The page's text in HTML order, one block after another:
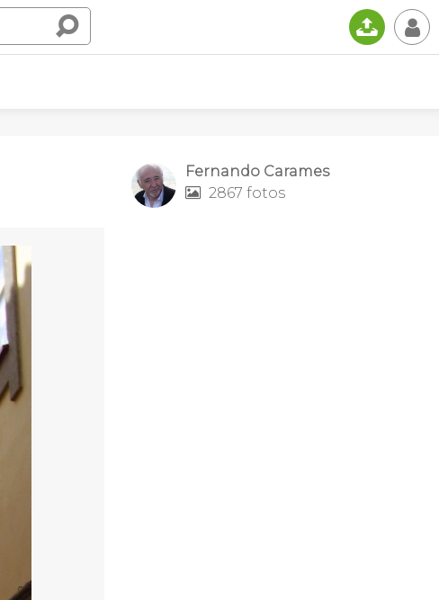
📤 👤
Fernando Carames
 2867 fotos